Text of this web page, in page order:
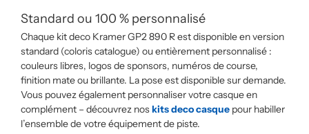
Standard ou 100 % personnalisé
Chaque kit deco Kramer GP2 890 R est disponible en version
standard (coloris catalogue) ou entièrement personnalisé :
couleurs libres, logos de sponsors, numéros de course,
finition mate ou brillante. La pose est disponible sur demande.
Vous pouvez également personnaliser votre casque en
complément – découvrez noskits deco casque pour habiller
l’ensemble de votre équipement de piste.